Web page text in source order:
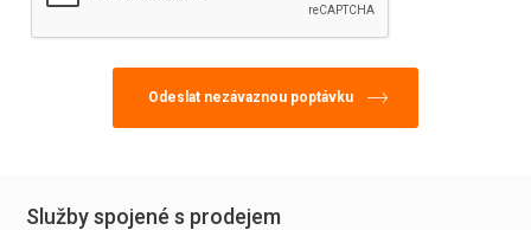
Služby spojené s prodejem